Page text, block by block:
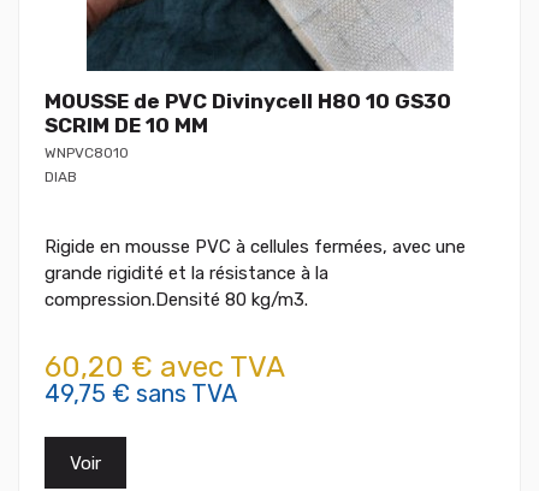
MOUSSE de PVC Divinycell H80 10 GS30
SCRIM DE 10 MM
WNPVC8010
DIAB
Rigide en mousse PVC à cellules fermées, avec une
grande rigidité et la résistance à la
compression.Densité 80 kg/m3.
60,20 € avec TVA
49,75 € sans TVA
Voir